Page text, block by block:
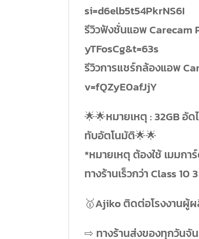
si=d6elb5t54PkrNS6I
รีวิวฟังชั่นแอพ
yTFosCg&t=63s
รีวิวการแชร์กล้องแอพ
v=fQZyE0afJjY
🌟🌟หมายเหตุ : 32GB อั
ทับอัตโนมัติ🌟🌟
*หมายเหตุ ต้องใช้ เมมกา
ทางร้านเร็วกว่า Class 10 3
🥇Ajiko ติดต่อโรงงานผู้
⇨ ทางร้านส่งของทุกวันจั